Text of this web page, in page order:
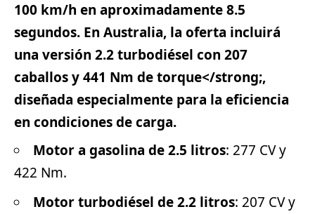
100 km/h en aproximadamente 8.5
segundos. En Australia, la oferta incluirá
una versión 2.2 turbodiésel con 207
caballosy441 Nm de torque</strong;,
diseñada especialmente para la eficiencia
en condiciones de carga.
Motor a gasolina de 2.5 litros: 277 CV y
422 Nm.
Motor turbodiésel de 2.2 litros: 207 CV y